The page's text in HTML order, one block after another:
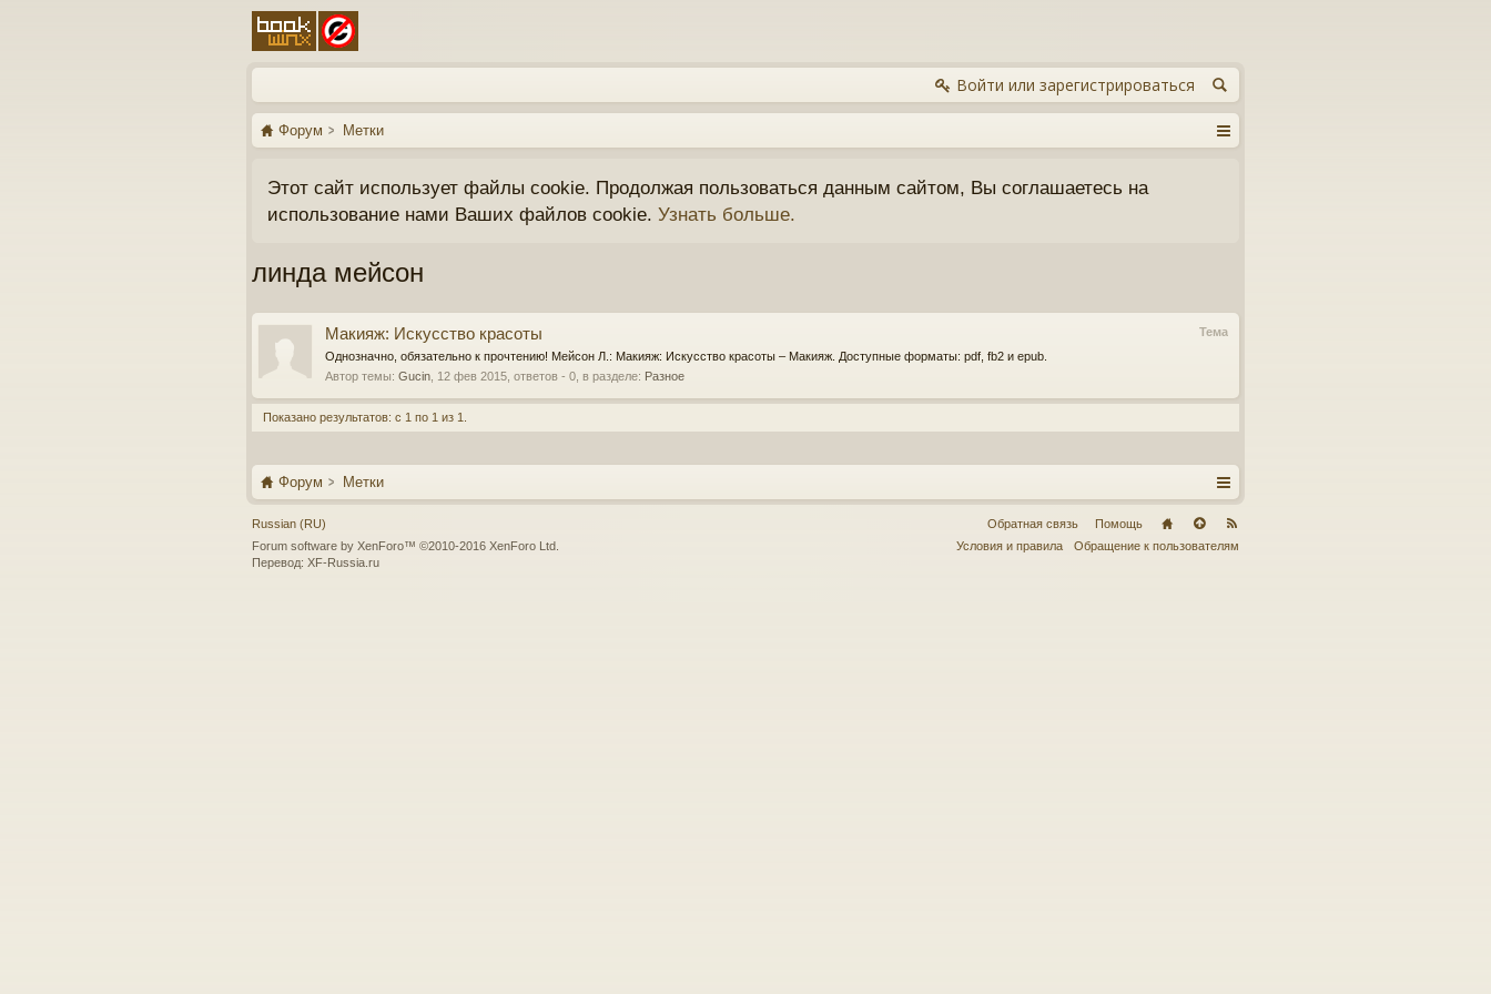
Войти или зарегистрироваться
Форум Метки
Этот сайт использует файлы cookie. Продолжая пользоваться данным сайтом, Вы соглашаетесь на
использование нами Ваших файлов cookie. Узнать больше.
линда мейсон
Тема
Макияж: Искусство красоты
Однозначно, обязательно к прочтению! Мейсон Л.: Макияж: Искусство красоты – Макияж. Доступные форматы: pdf, fb2 и epub.
Автор темы: Gucin 12 фев 2015 , ответов - 0, в разделе: Разное
Показано результатов: с 1 по 1 из 1.
Форум Метки
Russian (RU) Обратная связь
Помощь
Условия и правила
Обращение к пользователям
Forum software by XenForo™ ©2010-2016 XenForo Ltd.
Перевод: XF-Russia.ru